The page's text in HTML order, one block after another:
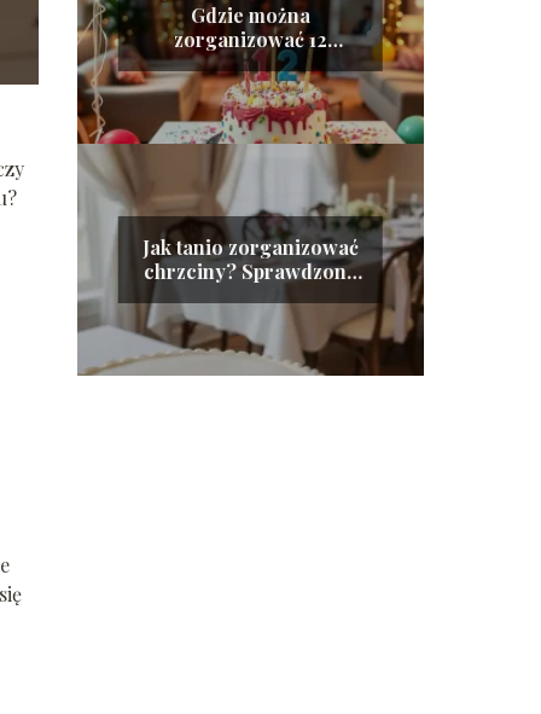
Gdzie można
zorganizować 12
urodziny? Sprawdź
najlepsze miejsca!
Jak tanio zorganizować
chrzciny? Sprawdzone